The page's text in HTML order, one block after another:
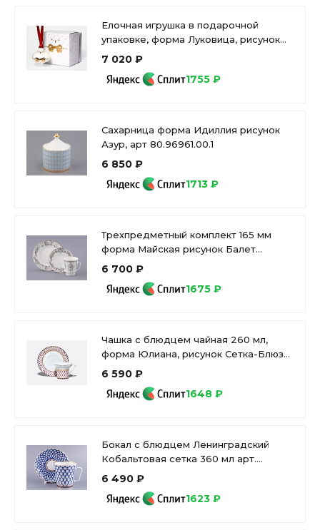
Елочная игрушка в подарочной
упаковке, форма Луковица, рисунок
Золотой бант, арт. 81.33930.00.1
7 020 ₽
1755 ₽
Сахарница форма Идиллия рисунок
Азур, арт 80.96961.00.1
6 850 ₽
1713 ₽
Трехпредметный комплект 165 мм
форма Майская рисунок Балет
Лебединое озеро арт. 81.17916.00.1
6 700 ₽
1675 ₽
Чашка с блюдцем чайная 260 мл,
форма Юлиана, рисунок Сетка-Блюз
2, арт. 81.10802.00.1
6 590 ₽
1648 ₽
Бокал с блюдцем Ленинградский
Кобальтовая сетка 360 мл арт.
81.13955.00.1
6 490 ₽
1623 ₽